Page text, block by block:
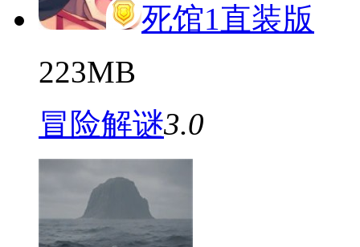
死馆1直装版
223MB
冒险解谜3.0